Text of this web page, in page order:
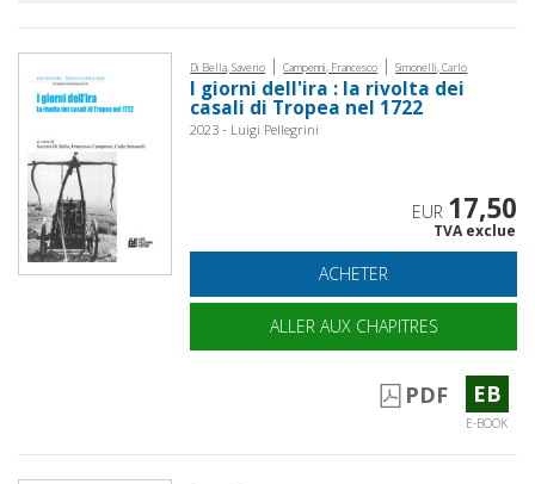
Di Bella, Saverio | Campennì, Francesco | Simonelli, Carlo
I giorni dell'ira : la rivolta dei
casali di Tropea nel 1722
2023 - Luigi Pellegrini
EUR 17,50
TVA exclue
ACHETER
ALLER AUX CHAPITRES
PDF EB
E-BOOK